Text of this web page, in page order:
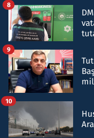
8
9
10